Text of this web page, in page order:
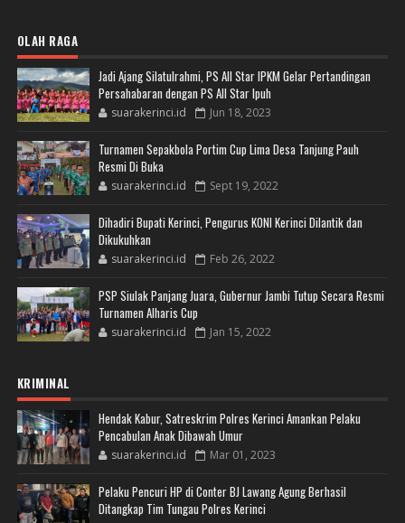
OLAH RAGA
Jadi Ajang Silatulrahmi, PS All Star IPKM Gelar Pertandingan
Persahabaran dengan PS All Star Ipuh
suarakerinci.id Jun 18, 2023
Turnamen Sepakbola Portim Cup Lima Desa Tanjung Pauh
Resmi Di Buka
suarakerinci.id Sept 19, 2022
Dihadiri Bupati Kerinci, Pengurus KONI Kerinci Dilantik dan
Dikukuhkan
suarakerinci.id Feb 26, 2022
PSP Siulak Panjang Juara, Gubernur Jambi Tutup Secara Resmi
Turnamen Alharis Cup
suarakerinci.id Jan 15, 2022
KRIMINAL
Hendak Kabur, Satreskrim Polres Kerinci Amankan Pelaku
Pencabulan Anak Dibawah Umur
suarakerinci.id Mar 01, 2023
Pelaku Pencuri HP di Conter BJ Lawang Agung Berhasil
Ditangkap Tim Tungau Polres Kerinci